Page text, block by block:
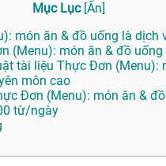
Mục Lục [Ẩn]
món ăn & đồ uống là dịch
(Menu): món ăn & đồ uống
tài liệu Thực Đơn (Menu):
môn cao
Đơn (Menu): món ăn &
từ/ngày